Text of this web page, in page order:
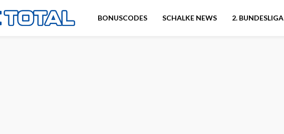
BONUSCODES SCHALKE NEWS 2. BUNDESLIGA